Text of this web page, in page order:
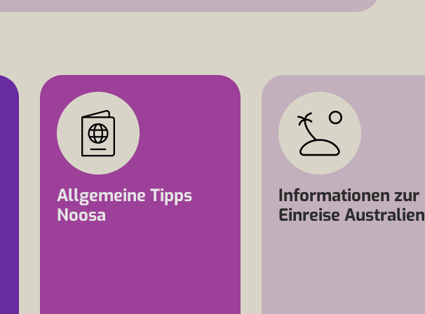
Allgemeine Tipps
Noosa
Informationen zur
Einreise Australien